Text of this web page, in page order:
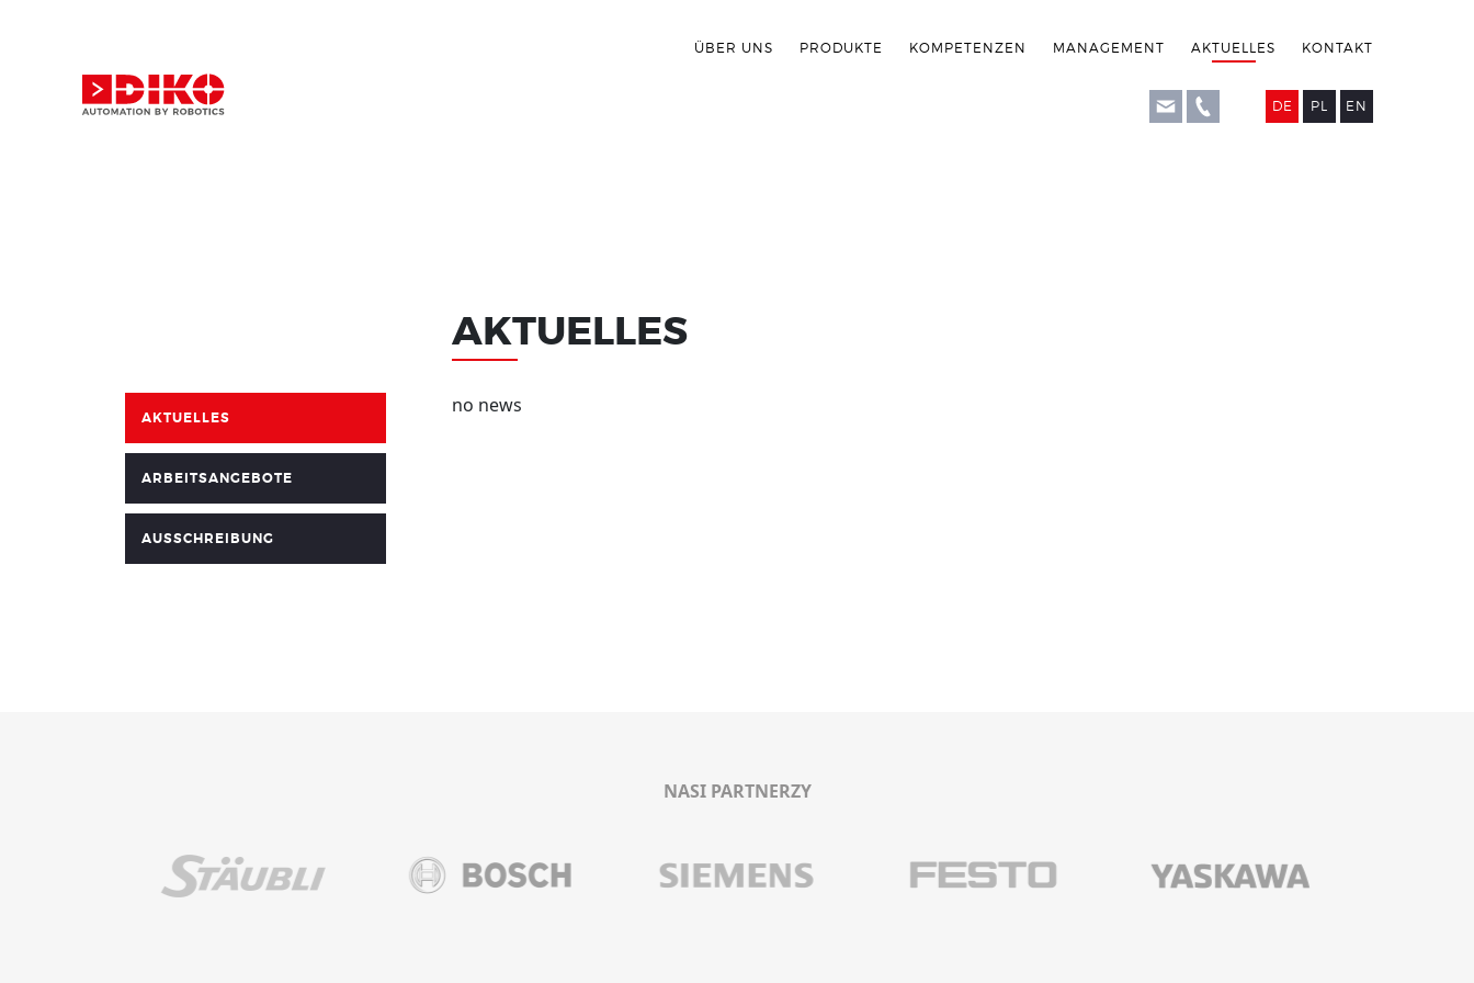
ÜBER UNS PRODUKTE KOMPETENZEN MANAGEMENT AKTUELLES KONTAKT
DE PL EN
AKTUELLES
ARBEITSANGEBOTE
AUSSCHREIBUNG
AKTUELLES
no news
NASI PARTNERZY